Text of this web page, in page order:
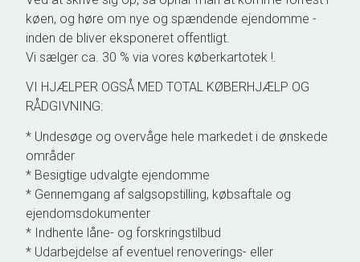
ikke været røget eller holdt husdyr i lejligheden.
Planløsning:
Entré med mange skabe. Skøn stue med fantastisk lysindfald,
direkte adgang til den store altan (ca. 9 m2) og i åben
hvidevarer i rustfri stål. Stort soveværelse med klædeskab.
Badeværelse med niche, vaskemaskine og gulvvarme.
Børneværelse - ligeledes med klædeskab -, i en størrelse som
kan opfylde de fleste ønsker.
Ejendomsmæglerne GUNDE & GUNDE vurderer, sælger og udlejer på
hele Sjælland.
køen, og høre om nye og spændende ejendomme -
inden de bliver eksponeret offentligt.
Vi sælger ca. 30 % via vores køberkartotek !.
VI HJÆLPER OGSÅ MED TOTAL KØBERHJÆLP OG
RÅDGIVNING:
* Undesøge og overvåge hele markedet i de ønskede
områder
* Besigtige udvalgte ejendomme
* Gennemgang af salgsopstilling, købsaftale og
ejendomsdokumenter
* Indhente låne- og forskringstilbud
* Udarbejdelse af eventuel renoverings- eller